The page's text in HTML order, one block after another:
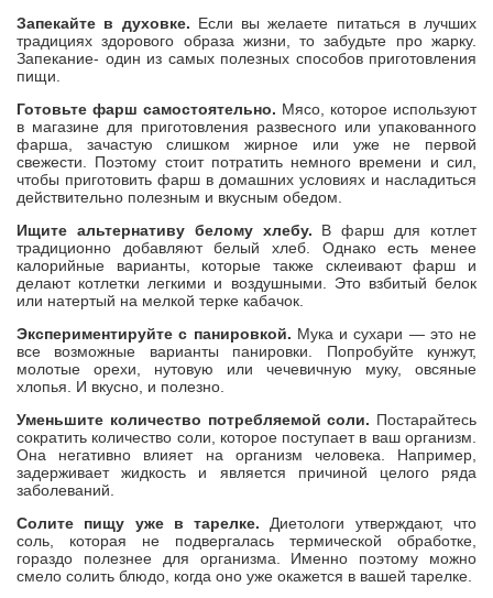
Запекайте в духовке. Если вы желаете питаться в лучших
традициях здорового образа жизни, то забудьте про жарку.
Запекание- один из самых полезных способов приготовления
пищи.
Готовьте фарш самостоятельно. Мясо, которое используют
в магазине для приготовления развесного или упакованного
фарша, зачастую слишком жирное или уже не первой
свежести. Поэтому стоит потратить немного времени и сил,
чтобы приготовить фарш в домашних условиях и насладиться
действительно полезным и вкусным обедом.
Ищите альтернативу белому хлебу. В фарш для котлет
традиционно добавляют белый хлеб. Однако есть менее
калорийные варианты, которые также склеивают фарш и
делают котлетки легкими и воздушными. Это взбитый белок
или натертый на мелкой терке кабачок.
Экспериментируйте с панировкой. Мука и сухари — это не
все возможные варианты панировки. Попробуйте кунжут,
молотые орехи, нутовую или чечевичную муку, овсяные
хлопья. И вкусно, и полезно.
Уменьшите количество потребляемой соли. Постарайтесь
сократить количество соли, которое поступает в ваш организм.
Она негативно влияет на организм человека. Например,
задерживает жидкость и является причиной целого ряда
заболеваний.
Солите пищу уже в тарелке. Диетологи утверждают, что
соль, которая не подвергалась термической обработке,
гораздо полезнее для организма. Именно поэтому можно
смело солить блюдо, когда оно уже окажется в вашей тарелке.